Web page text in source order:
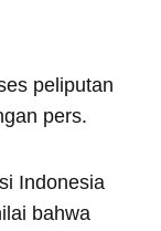
peliputan
pers.
Indonesia
bahwa